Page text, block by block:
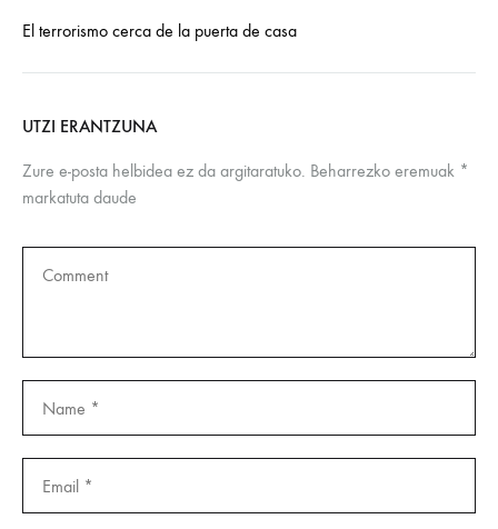
El terrorismo cerca de la puerta de casa
UTZI ERANTZUNA
Zure e-posta helbidea ez da argitaratuko. Beharrezko eremuak *
markatuta daude